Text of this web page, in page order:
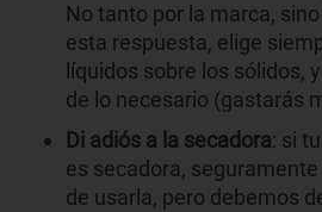
No tanto por la marca,
esta respuesta, elige
líquidos sobre los sólidos,
de lo necesario (gastarás
Di adiós a la secadora: si
es secadora,
de usarla, pero debemos